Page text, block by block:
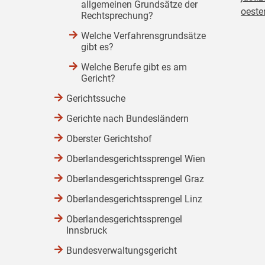
allgemeinen Grundsätze der
Rechtsprechung?
Welche Verfahrensgrundsätze
gibt es?
Welche Berufe gibt es am
Gericht?
Gerichtssuche
Gerichte nach Bundesländern
Oberster Gerichtshof
Oberlandesgerichtssprengel Wien
Oberlandesgerichtssprengel Graz
Oberlandesgerichtssprengel Linz
Oberlandesgerichtssprengel
Innsbruck
Bundesverwaltungsgericht